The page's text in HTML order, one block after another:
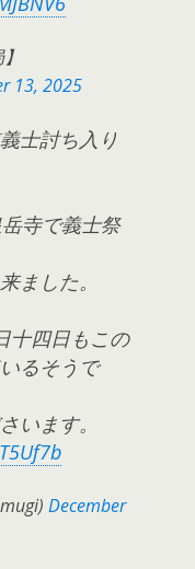
13, 2025
士討ち入り
寺で義士祭
ました。
十四日もこの
るそうで
います。
December